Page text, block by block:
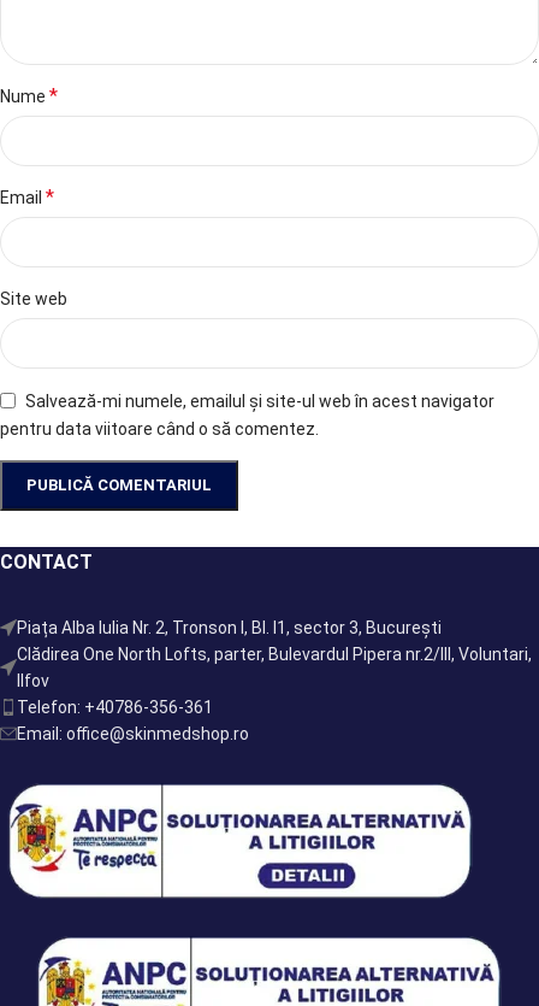
Nume *
Email *
Site web
Salvează-mi numele, emailul și site-ul web în acest navigator
pentru data viitoare când o să comentez.
CONTACT
Piața Alba Iulia Nr. 2, Tronson I, Bl. I1, sector 3, București
Clădirea One North Lofts, parter, Bulevardul Pipera nr.2/III, Voluntari,
Ilfov
Telefon: +40786-356-361
Email: office@skinmedshop.ro